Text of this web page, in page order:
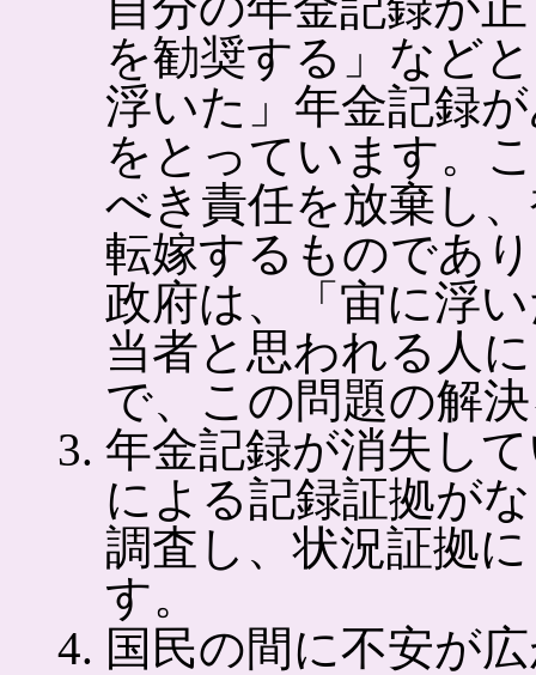
を勧奨する」など
浮いた」年金記録
をとっています。
べき責任を放棄し
転嫁するものであ
政府は、「宙に浮
当者と思われる人
で、この問題の解
年金記録が消失し
による記録証拠が
調査し、状況証拠
す。
国民の間に不安が